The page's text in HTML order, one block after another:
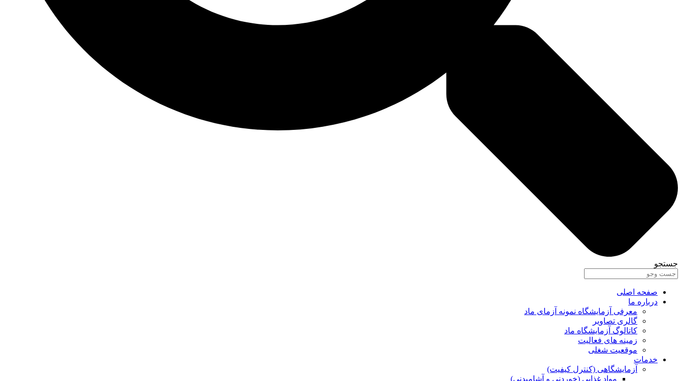
جستجو
صفحه اصلی
درباره ما
معرفی آزمایشگاه نمونه آزمای ماد
گالری تصاویر
کاتالوگ آزمایشگاه ماد
زمینه های فعالیت
موقعیت شغلی
خدمات
آزمایشگاهی (کنترل کیفیت)
مواد غذایی (خوردنی و آشامیدنی)